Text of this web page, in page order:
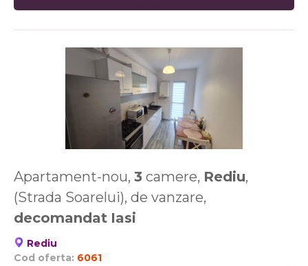
Apartament-nou, 3 camere, Rediu,
(Strada Soarelui), de vanzare,
decomandat Iasi
Rediu
Cod oferta: 6061